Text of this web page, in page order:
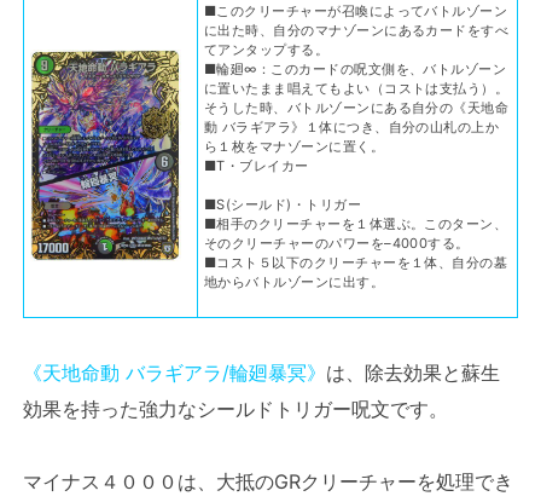
■このクリーチャーが召喚によってバトルゾーン
に出た時、自分のマナゾーンにあるカードをすべ
てアンタップする。
■輪廻∞：このカードの呪文側を、バトルゾーン
に置いたまま唱えてもよい（コストは支払う）。
そうした時、バトルゾーンにある自分の《天地命
動 バラギアラ》１体につき、自分の山札の上か
ら１枚をマナゾーンに置く。
■T・ブレイカー
■S(シールド)・トリガー
■相手のクリーチャーを１体選ぶ。このターン、
そのクリーチャーのパワーを–4000する。
■コスト５以下のクリーチャーを１体、自分の墓
地からバトルゾーンに出す。
《天地命動 バラギアラ/輪廻暴冥》 は、除去効果と蘇生
効果を持った強力なシールドトリガー呪文です。
マイナス４０００は、大抵のGRクリーチャーを処理でき